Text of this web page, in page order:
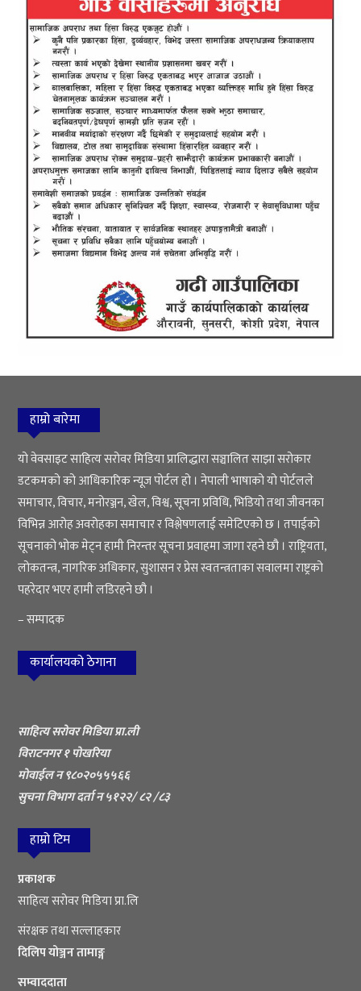
हाम्रो बारेमा
यो वेवसाइट साहित्य सरोवर मिडिया प्रालिद्धारा सञ्चालित साझा सरोकार
डटकमको को आधिकारिक न्यूज पोर्टल हो । नेपाली भाषाको यो पोर्टलले
समाचार, विचार, मनोरञ्जन, खेल, विश्व, सूचना प्रविधि, भिडियो तथा जीवनका
विभिन्न आरोह अवरोहका समाचार र विश्लेषणलाई समेटिएको छ । तपाईको
सूचनाको भोक मेट्न हामी निरन्तर सूचना प्रवाहमा जागा रहने छौ । राष्ट्रियता,
लोकतन्त्र, नागरिक अधिकार, सुशासन र प्रेस स्वतन्त्रताका सवालमा राष्ट्रको
पहरेदार भएर हामी लडिरहने छौ ।
– सम्पादक
कार्यालयको ठेगाना
साहित्य सरोवर मिडिया प्रा.ली
विराटनगर १ पोखरिया
मोवाईल न ९८०२०५५५६६
सुचना विभाग दर्ता न ५१२२/ ८२ /८३
हाम्रो टिम
प्रकाशक
साहित्य सरोवर मिडिया प्रा.लि
संरक्षक तथा सल्लाहकार
दिलिप योञ्जन तामाङ्ग
सम्वाददाता